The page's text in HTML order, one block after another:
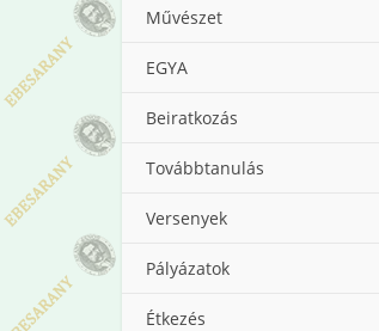
Művészet
EGYA
Beiratkozás
Továbbtanulás
Versenyek
Pályázatok
Étkezés